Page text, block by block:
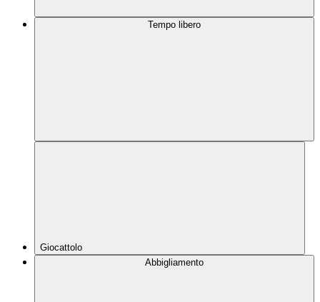
Tempo libero
Giocattolo
Abbigliamento